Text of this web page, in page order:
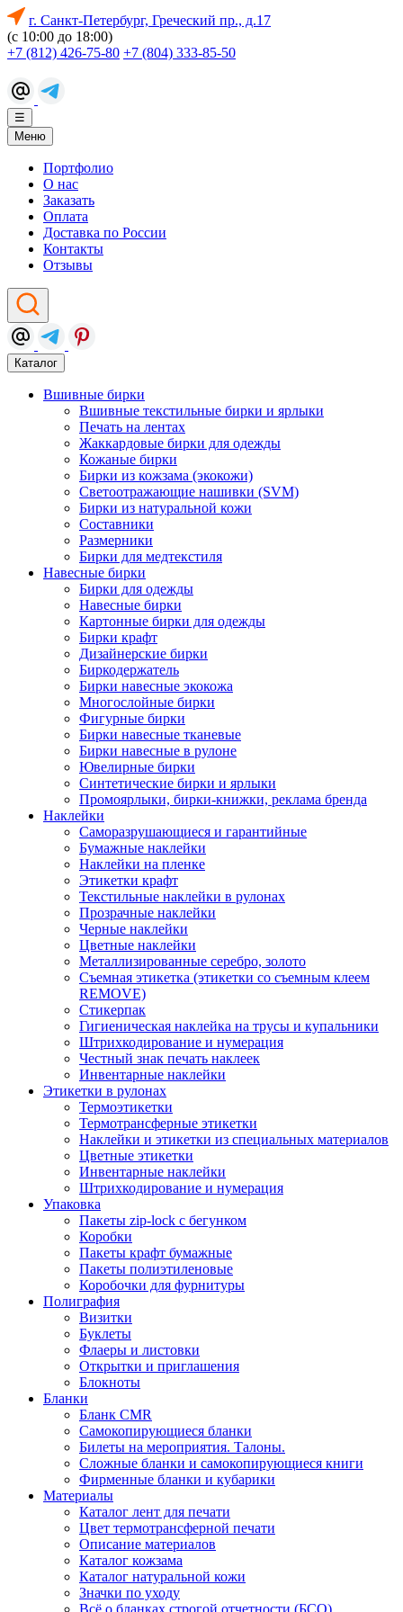
г. Санкт-Петербург, Греческий пр., д.17
(с 10:00 до 18:00)
+7 (812) 426-75-80 +7 (804) 333-85-50
☰
Меню
Портфолио
О нас
Заказать
Оплата
Доставка по России
Контакты
Отзывы
Каталог
Вшивные бирки
Вшивные текстильные бирки и ярлыки
Печать на лентах
Жаккардовые бирки для одежды
Кожаные бирки
Бирки из кожзама (экокожи)
Светоотражающие нашивки (SVM)
Бирки из натуральной кожи
Составники
Размерники
Бирки для медтекстиля
Навесные бирки
Бирки для одежды
Навесные бирки
Картонные бирки для одежды
Бирки крафт
Дизайнерские бирки
Биркодержатель
Бирки навесные экокожа
Многослойные бирки
Фигурные бирки
Бирки навесные тканевые
Бирки навесные в рулоне
Ювелирные бирки
Синтетические бирки и ярлыки
Промоярлыки, бирки-книжки, реклама бренда
Наклейки
Саморазрушающиеся и гарантийные
Бумажные наклейки
Наклейки на пленке
Этикетки крафт
Текстильные наклейки в рулонах
Прозрачные наклейки
Черные наклейки
Цветные наклейки
Металлизированные серебро, золото
Съемная этикетка (этикетки со съемным клеем
REMOVE)
Стикерпак
Гигиеническая наклейка на трусы и купальники
Штрихкодирование и нумерация
Честный знак печать наклеек
Инвентарные наклейки
Этикетки в рулонах
Термоэтикетки
Термотрансферные этикетки
Наклейки и этикетки из специальных материалов
Цветные этикетки
Инвентарные наклейки
Штрихкодирование и нумерация
Упаковка
Пакеты zip-lock с бегунком
Коробки
Пакеты крафт бумажные
Пакеты полиэтиленовые
Коробочки для фурнитуры
Полиграфия
Визитки
Буклеты
Флаеры и листовки
Открытки и приглашения
Блокноты
Бланки
Бланк CMR
Самокопирующиеся бланки
Билеты на мероприятия. Талоны.
Сложные бланки и самокопирующиеся книги
Фирменные бланки и кубарики
Материалы
Каталог лент для печати
Цвет термотрансферной печати
Описание материалов
Каталог кожзама
Каталог натуральной кожи
Значки по уходу
Всё о бланках строгой отчетности (БСО)